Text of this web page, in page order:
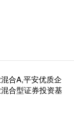
合A,平安优质企
合型证券投资基